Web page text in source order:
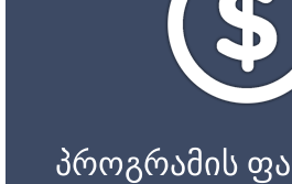
პროგრამის